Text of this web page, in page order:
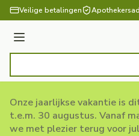
Ga naar de inhoud
Veilige betalingen
Menu
Onze jaarlijkse vakantie is
t.e.m. 30 augustus. Vanaf
we met plezier terug voor